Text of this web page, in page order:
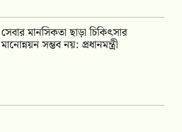
সেবার মানসিকতা ছাড়া চিকিৎসার
মানোন্নয়ন সম্ভব নয়: প্রধানমন্ত্রী